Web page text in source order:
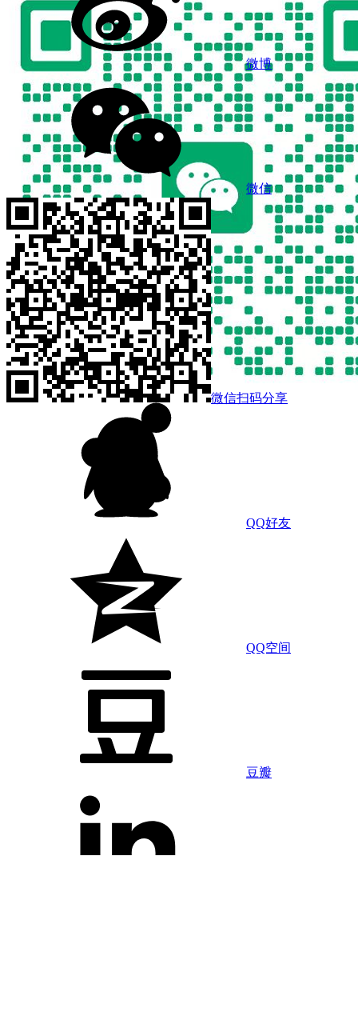
微博
微信
微信扫码分享
QQ好友
QQ空间
豆瓣